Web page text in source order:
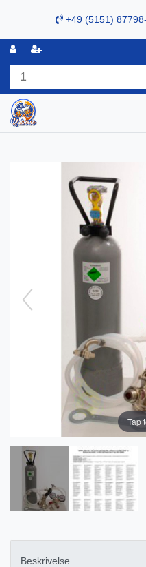
+49 (5151)
Tap
Beskrivelse